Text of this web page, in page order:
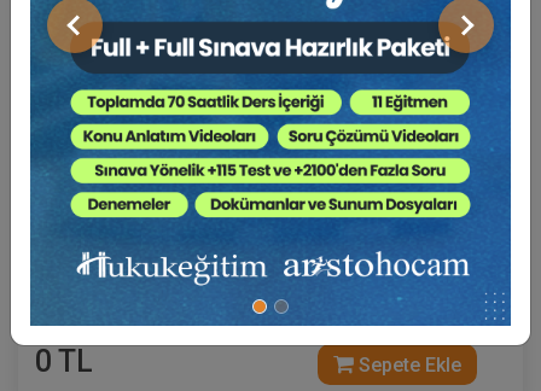
Önceki Sonraki
Sertifika Tekrar İzle Ekli Dosya
Kadın ve Çocuk Hakları ve Ayrımcılık Yasağı İle
İlgili 2025 Yılı Kararlarının Değerlendirilmesi
0 TL Sepete Ekle